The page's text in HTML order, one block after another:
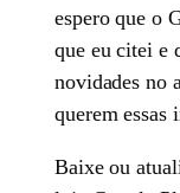
espero que o
que eu citei e
novidades no
querem essas
Baixe ou